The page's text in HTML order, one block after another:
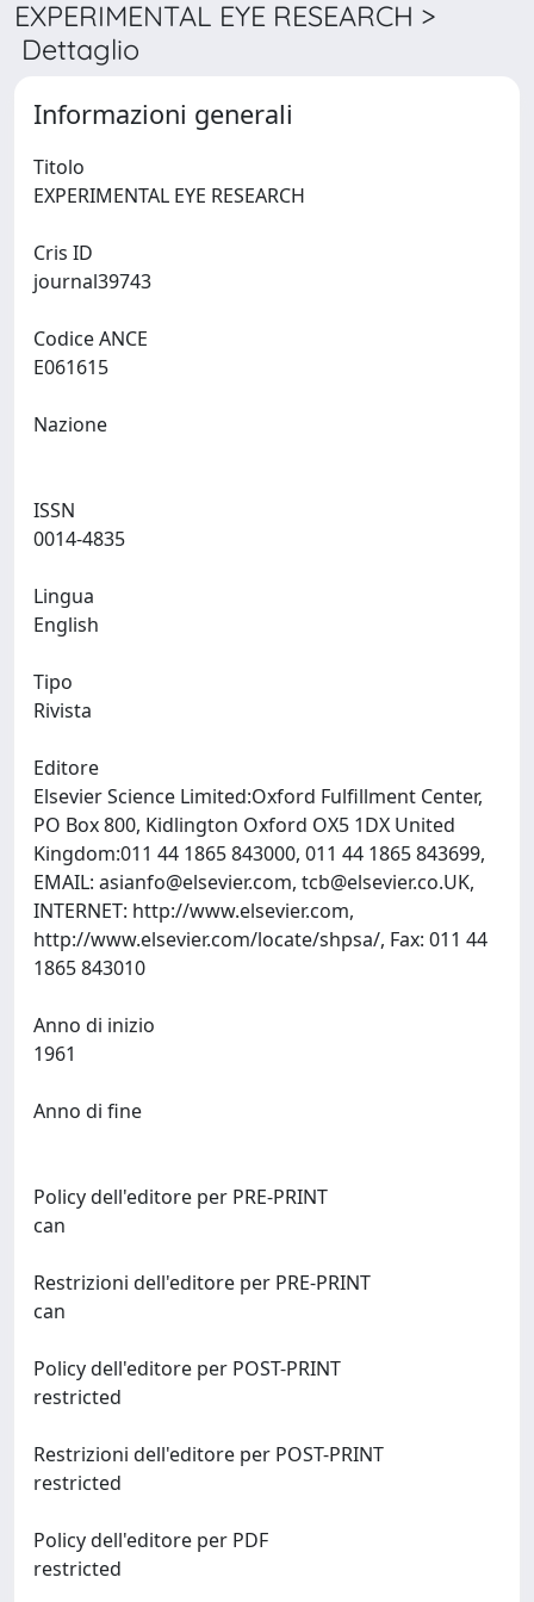
EXPERIMENTAL EYE RESEARCH >
Dettaglio
Informazioni generali
Titolo
Cris ID
Codice ANCE
Nazione
ISSN
Lingua
Tipo
Rivista
Editore
Elsevier Science Limited:Oxford Fulfillment Center,
PO Box 800, Kidlington Oxford OX5 1DX United
Kingdom:011 44 1865 843000, 011 44 1865 843699,
EMAIL: asianfo@elsevier.com, tcb@elsevier.co.UK,
INTERNET: http://www.elsevier.com,
http://www.elsevier.com/locate/shpsa/, Fax: 011 44
Anno di inizio
Anno di fine
Policy dell'editore per PRE-PRINT
Restrizioni dell'editore per PRE-PRINT
Policy dell'editore per POST-PRINT
Restrizioni dell'editore per POST-PRINT
Policy dell'editore per PDF